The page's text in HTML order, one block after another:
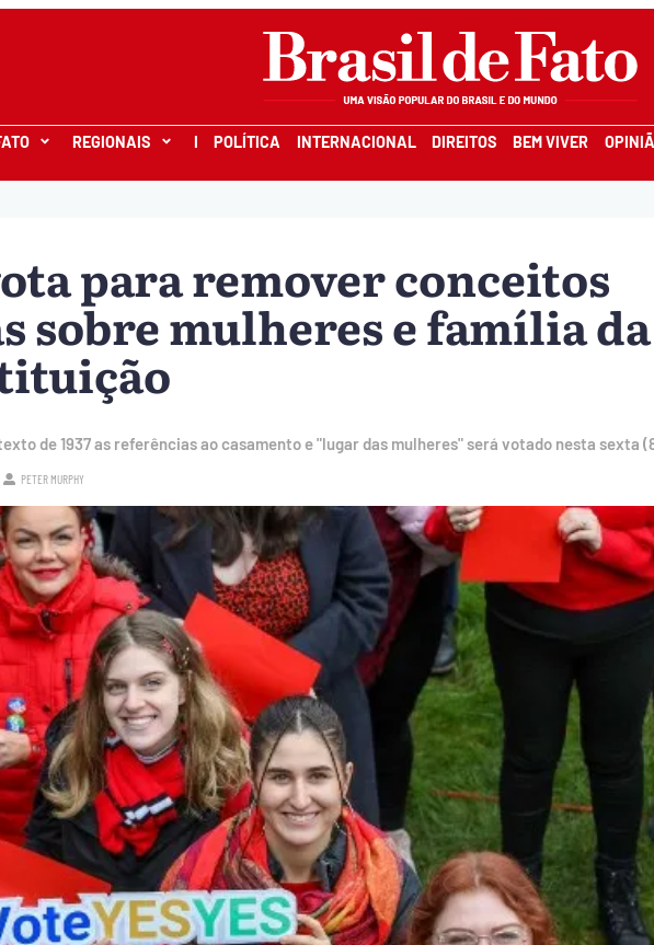
REGIONAIS I POLÍTICA INTERNACIONAL DIREITOS BEM VIVER
para remover conceitos
sobre mulheres e família da
de 1937 as referências ao casamento e "lugar das mulheres" será votado nesta sexta
PETER MURPHY